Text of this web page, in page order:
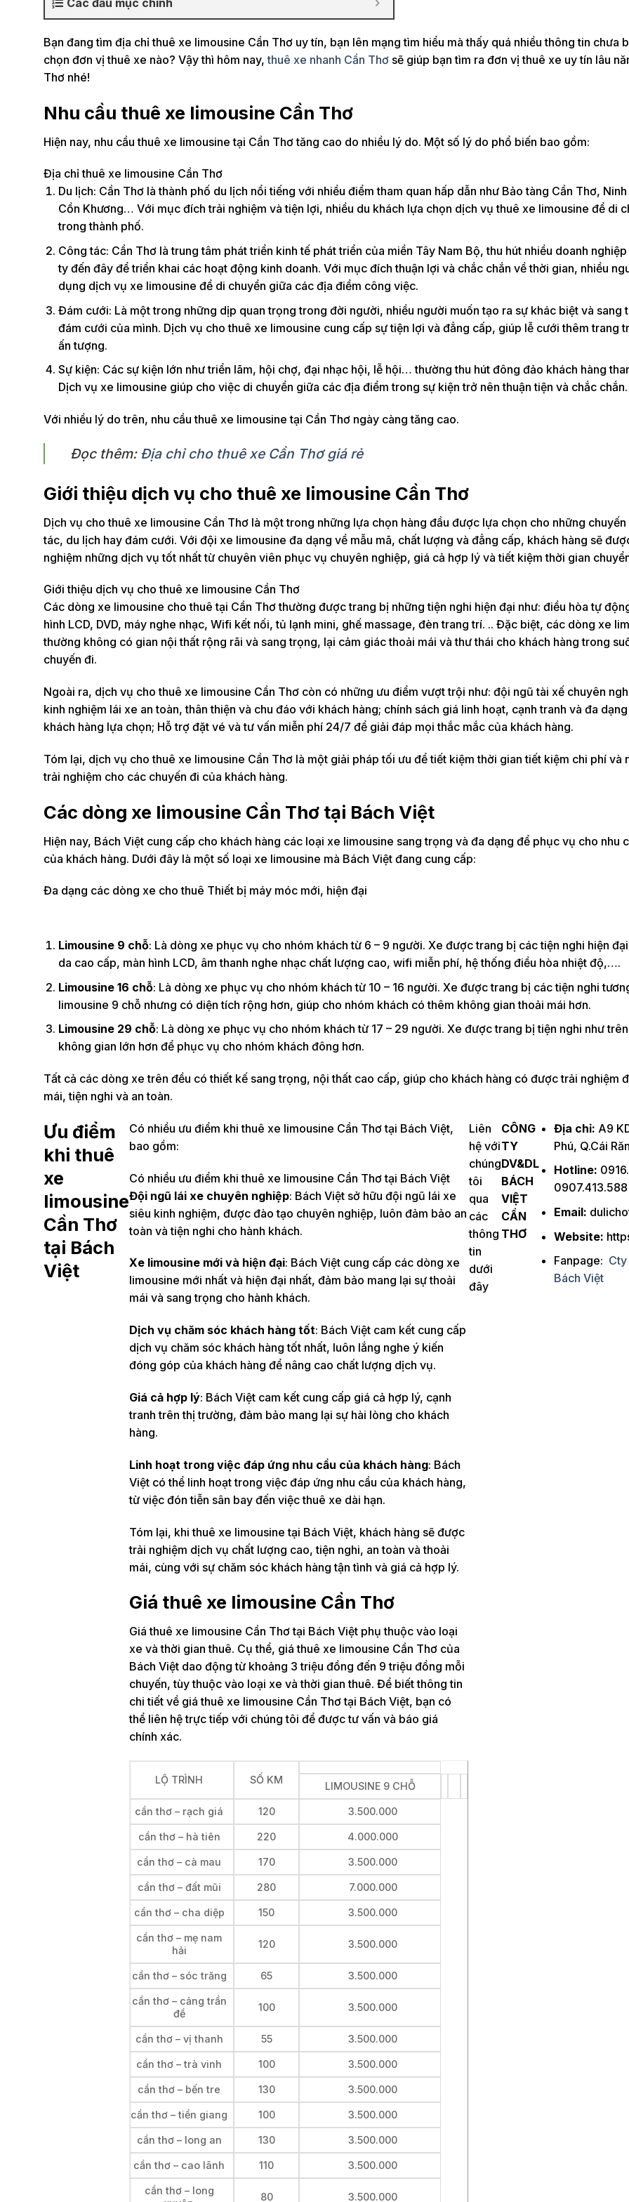
Các đầu mục chính
Bạn đang tìm địa chỉ thuê xe limousine Cần Thơ uy tín, bạn lên mạng tìm hiểu mà thấy quá nhiều thông tin chưa
chọn đơn vị thuê xe nào? Vậy thì hôm nay,thuê xe nhanh Cần Thơ sẽ giúp bạn tìm ra đơn vị thuê xe uy tín lâu
Thơ nhé!
Nhu cầu thuê xe limousine Cần Thơ
Hiện nay, nhu cầu thuê xe limousine tại Cần Thơ tăng cao do nhiều lý do. Một số lý do phổ biến bao gồm:
Địa chỉ thuê xe limousine Cần Thơ
Du lịch: Cần Thơ là thành phố du lịch nổi tiếng với nhiều điểm tham quan hấp dẫn như Bảo tàng Cần Thơ, Ninh
Cồn Khương… Với mục đích trải nghiệm và tiện lợi, nhiều du khách lựa chọn dịch vụ thuê xe limousine để di
trong thành phố.
Công tác: Cần Thơ là trung tâm phát triển kinh tế phát triển của miền Tây Nam Bộ, thu hút nhiều doanh
ty đến đây để triển khai các hoạt động kinh doanh. Với mục đích thuận lợi và chắc chắn về thời gian, nhiều
dụng dịch vụ xe limousine để di chuyển giữa các địa điểm công việc.
Đám cưới: Là một trong những dịp quan trọng trong đời người, nhiều người muốn tạo ra sự khác biệt và sang
đám cưới của mình. Dịch vụ cho thuê xe limousine cung cấp sự tiện lợi và đẳng cấp, giúp lễ cưới thêm trang
ấn tượng.
Sự kiện: Các sự kiện lớn như triển lãm, hội chợ, đại nhạc hội, lễ hội… thường thu hút đông đảo khách hàng
Dịch vụ xe limousine giúp cho việc di chuyển giữa các địa điểm trong sự kiện trở nên thuận tiện và chắc chắn.
Với nhiều lý do trên, nhu cầu thuê xe limousine tại Cần Thơ ngày càng tăng cao.
Đọc thêm: Địa chỉ cho thuê xe Cần Thơ giá rẻ
Giới thiệu dịch vụ cho thuê xe limousine Cần Thơ
Dịch vụ cho thuê xe limousine Cần Thơ là một trong những lựa chọn hàng đầu được lựa chọn cho những
tác, du lịch hay đám cưới. Với đội xe limousine đa dạng về mẫu mã, chất lượng và đẳng cấp, khách hàng sẽ
nghiệm những dịch vụ tốt nhất từ ​​chuyên viên phục vụ chuyên nghiệp, giá cả hợp lý và tiết kiệm thời gian
Giới thiệu dịch vụ cho thuê xe limousine Cần Thơ
Các dòng xe limousine cho thuê tại Cần Thơ thường được trang bị những tiện nghi hiện đại như: điều hòa tự
hình LCD, DVD, máy nghe nhạc, Wifi kết nối, tủ lạnh mini, ghế massage, đèn trang trí. .. Đặc biệt, các dòng xe
thường không có gian nội thất rộng rãi và sang trọng, lại cảm giác thoải mái và thư thái cho khách hàng trong
chuyến đi.
Ngoài ra, dịch vụ cho thuê xe limousine Cần Thơ còn có những ưu điểm vượt trội như: đội ngũ tài xế chuyên
kinh nghiệm lái xe an toàn, thân thiện và chu đáo với khách hàng; chính sách giá linh hoạt, cạnh tranh và đa
khách hàng lựa chọn; Hỗ trợ đặt vé và tư vấn miễn phí 24/7 để giải đáp mọi thắc mắc của khách hàng.
Tóm lại, dịch vụ cho thuê xe limousine Cần Thơ là một giải pháp tối ưu để tiết kiệm thời gian tiết kiệm chi phí và
trải nghiệm cho các chuyến đi của khách hàng.
Các dòng xe limousine Cần Thơ tại Bách Việt
Hiện nay, Bách Việt cung cấp cho khách hàng các loại xe limousine sang trọng và đa dạng để phục vụ cho nhu
của khách hàng. Dưới đây là một số loại xe limousine mà Bách Việt đang cung cấp:
Đa dạng các dòng xe cho thuê Thiết bị máy móc mới, hiện đại
Limousine 9 chỗ: Là dòng xe phục vụ cho nhóm khách từ 6 – 9 người. Xe được trang bị các tiện nghi hiện
da cao cấp, màn hình LCD, âm thanh nghe nhạc chất lượng cao, wifi miễn phí, hệ thống điều hòa nhiệt độ,….
Limousine 16 chỗ: Là dòng xe phục vụ cho nhóm khách từ 10 – 16 người. Xe được trang bị các tiện nghi
limousine 9 chỗ nhưng có diện tích rộng hơn, giúp cho nhóm khách có thêm không gian thoải mái hơn.
Limousine 29 chỗ: Là dòng xe phục vụ cho nhóm khách từ 17 – 29 người. Xe được trang bị tiện nghi như
không gian lớn hơn để phục vụ cho nhóm khách đông hơn.
Tất cả các dòng xe trên đều có thiết kế sang trọng, nội thất cao cấp, giúp cho khách hàng có được trải nghiệm
mái, tiện nghi và an toàn.
Ưu điểm
khi thuê
xe
limousine
Cần Thơ
tại Bách
Việt
Có nhiều ưu điểm khi thuê xe limousine Cần Thơ tại Bách Việt,
bao gồm:
Có nhiều ưu điểm khi thuê xe limousine Cần Thơ tại Bách Việt
Đội ngũ lái xe chuyên nghiệp: Bách Việt sở hữu đội ngũ lái xe
siêu kinh nghiệm, được đào tạo chuyên nghiệp, luôn đảm bảo an
toàn và tiện nghi cho hành khách.
Xe limousine mới và hiện đại: Bách Việt cung cấp các dòng xe
limousine mới nhất và hiện đại nhất, đảm bảo mang lại sự thoải
mái và sang trọng cho hành khách.
Dịch vụ chăm sóc khách hàng tốt: Bách Việt cam kết cung cấp
dịch vụ chăm sóc khách hàng tốt nhất, luôn lắng nghe ý kiến ​​
đóng góp của khách hàng để nâng cao chất lượng dịch vụ.
Giá cả hợp lý: Bách Việt cam kết cung cấp giá cả hợp lý, cạnh
tranh trên thị trường, đảm bảo mang lại sự hài lòng cho khách
hàng.
Linh hoạt trong việc đáp ứng nhu cầu của khách hàng: Bách
Việt có thể linh hoạt trong việc đáp ứng nhu cầu của khách hàng,
từ việc đón tiễn sân bay đến việc thuê xe dài hạn.
Tóm lại, khi thuê xe limousine tại Bách Việt, khách hàng sẽ được
trải nghiệm dịch vụ chất lượng cao, tiện nghi, an toàn và thoải
mái, cùng với sự chăm sóc khách hàng tận tình và giá cả hợp lý.
Giá thuê xe limousine Cần Thơ
Giá thuê xe limousine Cần Thơ tại Bách Việt phụ thuộc vào loại
xe và thời gian thuê. Cụ thể, giá thuê xe limousine Cần Thơ của
Bách Việt dao động từ khoảng 3 triệu đồng đến 9 triệu đồng mỗi
chuyến, tùy thuộc vào loại xe và thời gian thuê. Để biết thông tin
chi tiết về giá thuê xe limousine Cần Thơ tại Bách Việt, bạn có
thể liên hệ trực tiếp với chúng tôi để được tư vấn và báo giá
chính xác.
LỘ TRÌNH SỐ KM
LIMOUSINE 9 CHỖ
cần thơ – rạch giá 120 3.500.000
cần thơ – hà tiên 220 4.000.000
cần thơ – cà mau 170 3.500.000
cần thơ – đất mũi 280 7.000.000
cần thơ – cha diệp 150 3.500.000
cần thơ – mẹ nam
hải
120 3.500.000
cần thơ – sóc trăng 65 3.500.000
cần thơ – cảng trần
đề
100 3.500.000
cần thơ – vị thanh 55 3.500.000
cần thơ – trà vinh 100 3.500.000
cần thơ – bến tre 130 3.500.000
cần thơ – tiền giang 100 3.500.000
cần thơ – long an 130 3.500.000
cần thơ – cao lãnh 110 3.500.000
cần thơ – long
80 3.500.000
Liên
hệ với
chúng
tôi
qua
các
thông
tin
dưới
đây
CÔNG
TY
DV&DL
BÁCH
VIỆT
CẦN
THƠ
Địa chỉ: A9
Phú, Q.Cái
Hotline:
0907.413.588
Email:
Website:
Fanpage:
Bách Việt